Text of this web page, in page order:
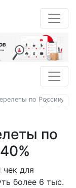
Назад
по России
по
для
более 6 тыс.